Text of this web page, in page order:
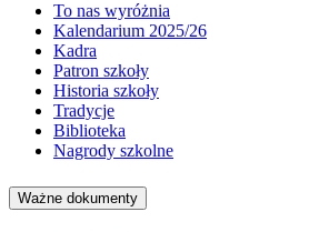
To nas wyróżnia
Kalendarium 2025/26
Kadra
Patron szkoły
Historia szkoły
Tradycje
Biblioteka
Nagrody szkolne
Ważne dokumenty